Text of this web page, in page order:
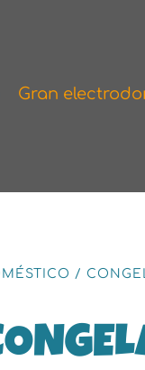
Gran
/